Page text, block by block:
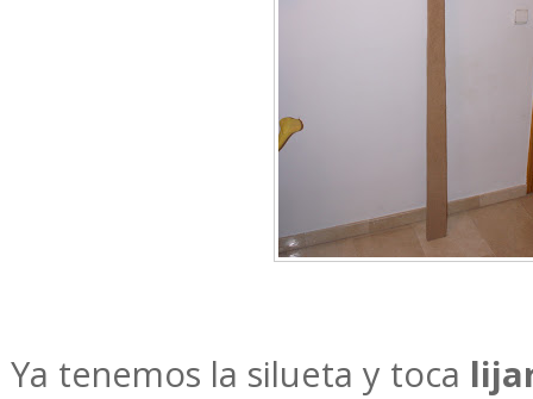
Ya tenemos la silueta y toca